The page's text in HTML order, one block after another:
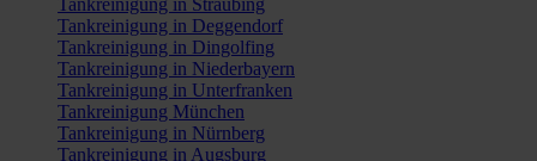
Tankreinigung in Deggendorf
Tankreinigung in Dingolfing
Tankreinigung in Niederbayern
Tankreinigung in Unterfranken
Tankreinigung München
Tankreinigung in Nürnberg
Tankreinigung in Augsburg